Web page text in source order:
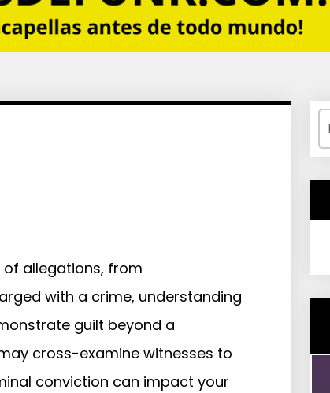
allegations, from
with a crime, understanding
guilt beyond a
cross-examine witnesses to
conviction can impact your